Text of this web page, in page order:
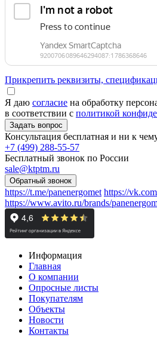
Прикрепить реквизиты,
Я даю согласие на обработку
в соответствии с политикой
Консультация бесплатная и ни к
+7 (499) 288-55-57
Бесплатный звонок по России
sale@ktptm.ru
https://t.me/panenergomet https://
https://www.avito.ru/brands/
Информация
Главная
О компании
Опросные листы
Покупателям
Объекты
Новости
Контакты